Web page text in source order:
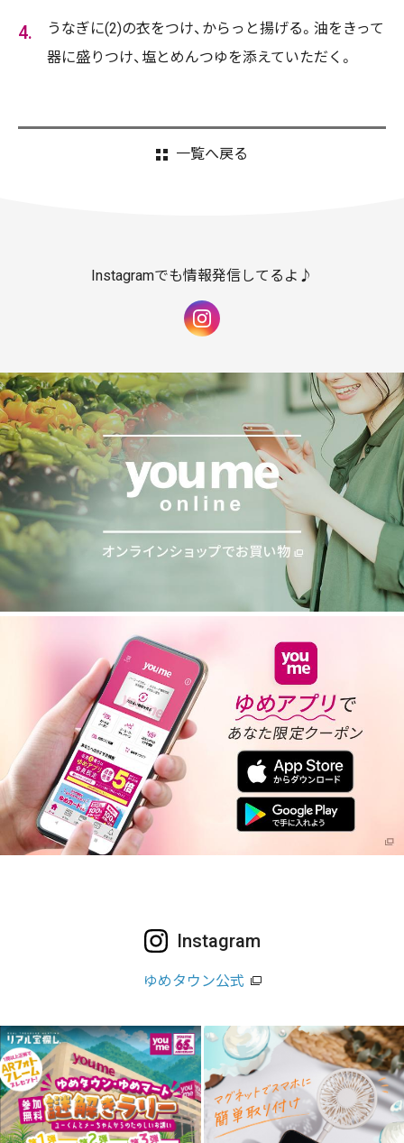
うなぎに(2)の衣をつけ、からっと揚げる。油をきって
器に盛りつけ、塩とめんつゆを添えていただく。
一覧へ戻る
Instagramでも情報発信してるよ♪
Instagram
ゆめタウン公式